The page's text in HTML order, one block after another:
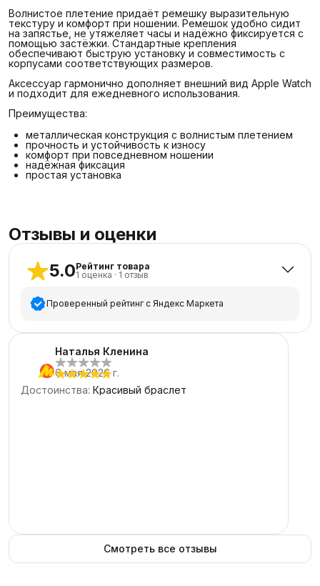
Волнистое плетение придаёт ремешку выразительную
текстуру и комфорт при ношении. Ремешок удобно сидит
на запястье, не утяжеляет часы и надёжно фиксируется с
помощью застёжки. Стандартные крепления
обеспечивают быструю установку и совместимость с
корпусами соответствующих размеров.
Аксессуар гармонично дополняет внешний вид Apple Watch
и подходит для ежедневного использования.
Преимущества:
металлическая конструкция с волнистым плетением
прочность и устойчивость к износу
комфорт при повседневном ношении
надёжная фиксация
простая установка
Отзывы и оценки
5.0Рейтинг товара
1 оценка · 1 отзыв
Проверенный рейтинг с Яндекс Маркета
5 звёзд
1
звезды
звезды
2 звезды
Наталья Кленина
6 мая 2026 г.
Достоинства: Красивый браслет
Смотреть все отзывы